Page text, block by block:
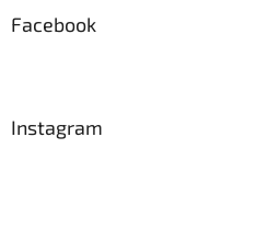
Facebook
Instagram